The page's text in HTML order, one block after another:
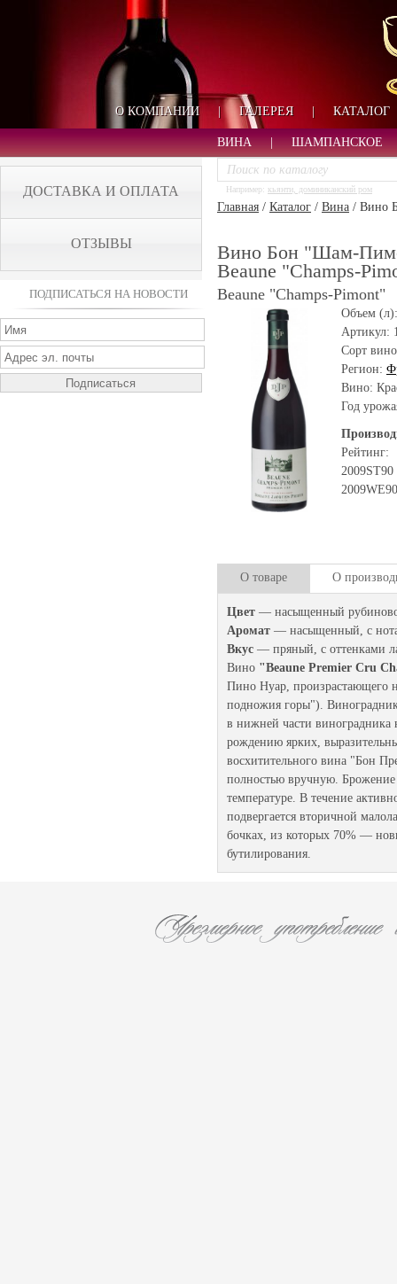
О КОМПАНИИ | ГАЛЕРЕЯ | КАТАЛОГ
ВИНА ШАМПАНСКОЕ
ДОСТАВКА И ОПЛАТА
ОТЗЫВЫ
ПОДПИСАТЬСЯ НА НОВОСТИ
Например: кьянти, доминиканский ром
Главная / Каталог / Вина / Вино
Вино Бон "Шам-
Beaune "Champs-
Beaune "Champs-Pimont"
Объем
Артикул:
Сорт
Регион:
Вино:
Год
Рейтинг:
2009ST90
2009WЕ90
О товаре О
Цвет — насыщенный
Аромат — насыщенный, с
Вкус — пряный, с оттенками
Вино "Beaune Premier Cru
Пино Нуар, произрастающего
подножия горы").
в нижней части виноградника
рождению ярких,
восхитительного вина "Бон
полностью вручную. Брожение
температуре. В течение
подвергается вторичной
бочках, из которых 70% —
бутилирования.